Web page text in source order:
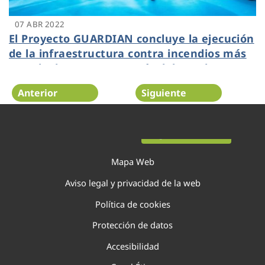
07 ABR 2022
El Proyecto GUARDIAN concluye la ejecución
de la infraestructura contra incendios más
grande de Europa a través del uso de agua
regenerada
Anterior Siguiente
Mapa Web
Aviso legal y privacidad de la web
Política de cookies
Protección de datos
Accesibilidad